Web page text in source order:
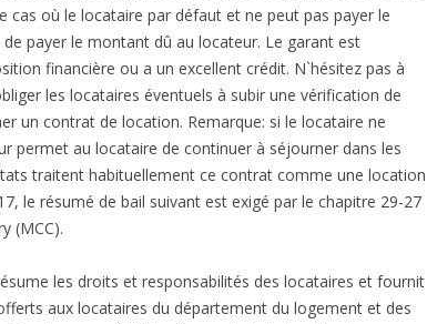
cas où le locataire par défaut et ne peut pas payer le
payer le montant dû au locateur. Le garant est
financière ou a un excellent crédit. N`hésitez pas à
les locataires éventuels à subir une vérification de
un contrat de location. Remarque: si le locataire ne
permet au locataire de continuer à séjourner dans les
traitent habituellement ce contrat comme une location
le résumé de bail suivant est exigé par le chapitre 29-27
(MCC).
les droits et responsabilités des locataires et fournit
aux locataires du département du logement et des